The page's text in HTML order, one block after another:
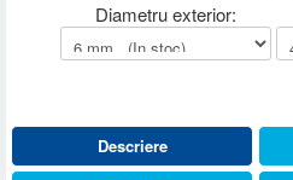
Diametru exterior:
Descriere